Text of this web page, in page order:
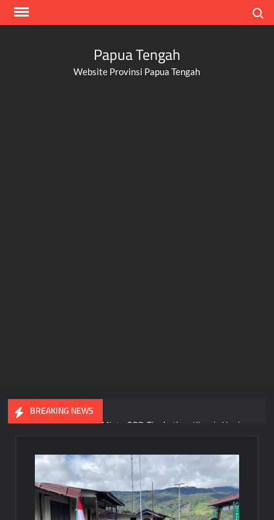
Skip
Papua Tengah
Website Provinsi Papua Tengah
BREAKING NEWS
Gubernur Meki Nawipa Minta OPD Tingkatkan Kinerja Usai
Gubernur Papua Tengah Tegas! ASN Wajib Terapkan Ber-
AKHLAK dan Beralih ke E-Kinerja Sebelum 2027
Razia Ketat di Pelabuhan Pomako, Aparat Sita 99,2 Liter Sopi